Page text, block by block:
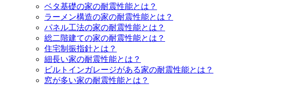
ベタ基礎の家の耐震性能とは？
ラーメン構造の家の耐震性能とは？
パネル工法の家の耐震性能とは？
総二階建ての家の耐震性能とは？
住宅制振指針とは？
細長い家の耐震性能とは？
ビルトインガレージがある家の耐震性能とは？
窓が多い家の耐震性能とは？